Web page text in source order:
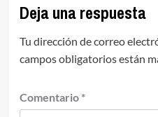
Deja una respuesta
Tu dirección de correo
campos obligatorios están
Comentario *